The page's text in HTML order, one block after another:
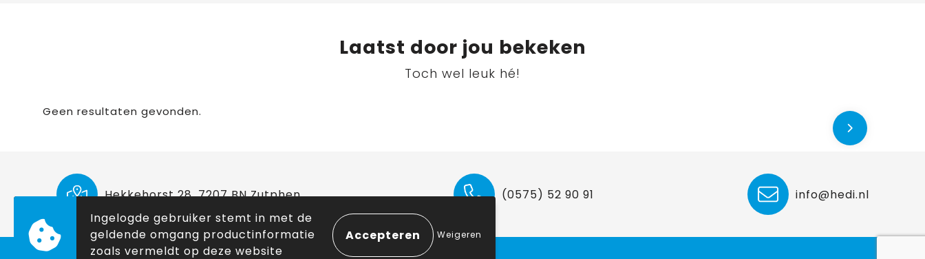
Laatst door jou bekeken
Toch wel leuk hé!
Geen resultaten gevonden.
Hekkehorst 28, 7207 BN Zutphen (0575) 52 90 91
info@hedi.nl
Ingelogde gebruiker stemt in met de
geldende omgang productinformatie
zoals vermeldt op deze website
Weigeren